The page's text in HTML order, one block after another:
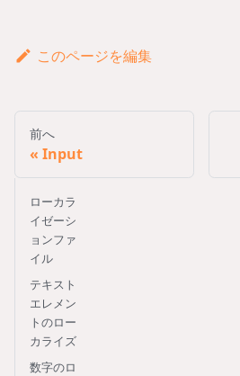
このページを編集
前へ
Input
ローカラ
イゼーシ
ョンファ
イル
テキスト
エレメン
トのロー
カライズ
数字のロ